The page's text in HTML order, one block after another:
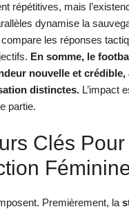
répétitives, mais
dynamise la
les réponses
En somme, le
nouvelle et crédible,
distinctes. L’impact
partie.
Clés
Premièrement, la